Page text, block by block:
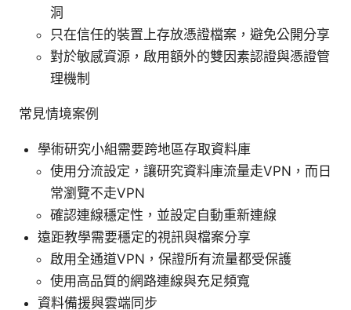
洞
只在信任的裝置上存放憑證檔案，避免公開分享
對於敏感資源，啟用額外的雙因素認證與憑證管
理機制
常見情境案例
學術研究小組需要跨地區存取資料庫
使用分流設定，讓研究資料庫流量走VPN，而日
常瀏覽不走VPN
確認連線穩定性，並設定自動重新連線
遠距教學需要穩定的視訊與檔案分享
啟用全通道VPN，保證所有流量都受保護
使用高品質的網路連線與充足頻寬
資料備援與雲端同步